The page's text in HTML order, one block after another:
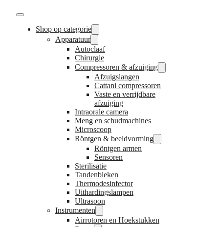
Shop op categorie
Apparatuur
Autoclaaf
Chirurgie
Compressoren & afzuiging
Afzuigslangen
Cattani compressoren
Vaste en verrijdbare
afzuiging
Intraorale camera
Meng en schudmachines
Microscoop
Röntgen & beeldvorming
Röntgen armen
Sensoren
Sterilisatie
Tandenbleken
Thermodesinfector
Uithardingslampen
Ultrasoon
Instrumenten
Airrotoren en Hoekstukken